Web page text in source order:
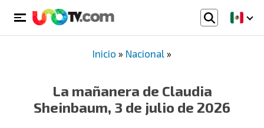
Inicio » Nacional »
La mañanera de Claudia
Sheinbaum, 3 de julio de 2026